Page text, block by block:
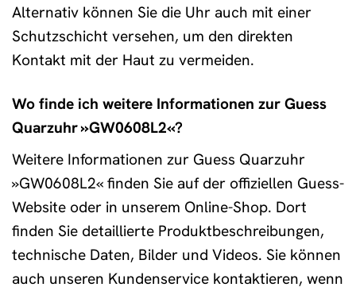
Alternativ können Sie die Uhr auch mit einer
Schutzschicht versehen, um den direkten
Kontakt mit der Haut zu vermeiden.
Wo finde ich weitere Informationen zur Guess
Quarzuhr »GW0608L2«?
Weitere Informationen zur Guess Quarzuhr
»GW0608L2« finden Sie auf der offiziellen Guess-
Website oder in unserem Online-Shop. Dort
finden Sie detaillierte Produktbeschreibungen,
technische Daten, Bilder und Videos. Sie können
auch unseren Kundenservice kontaktieren, wenn